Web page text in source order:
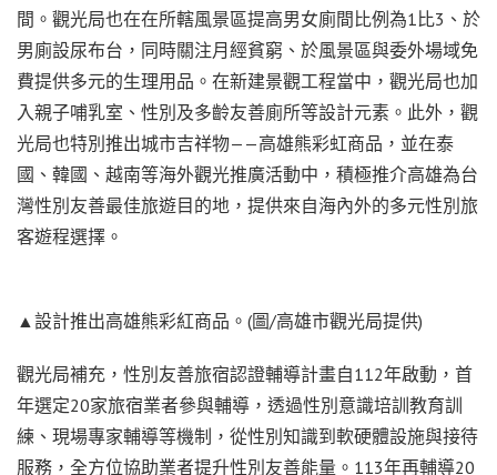
間。觀光局也在在所轄風景區提高男女廁間比例為1比3、於
男廁設尿布台，同時關注月經貧窮、於風景區與委外場域免
費提供多元的生理用品。在新建景觀工程當中，觀光局也加
入親子哺乳室、性別及多齡友善廁所等設計元素。此外，觀
光局也特別推出城市吉祥物——高雄熊彩虹商品，並在泰
國、韓國、越南等海外觀光推廣活動中，積極推介高雄為台
灣性別友善最佳旅遊目的地，提供來自海內外的多元性別旅
客遊程選擇。
▲設計推出高雄熊彩紅商品。(圖/高雄市觀光局提供)
觀光局補充，性別友善旅宿認證輔導計畫自112年啟動，首
年選定20家旅宿業者參與輔導，透過性別意識培訓教育訓
練、現場專家輔導等機制，從性別知識到軟硬體設施與接待
服務，全方位協助業者提升性別友善能量。113年再輔導20